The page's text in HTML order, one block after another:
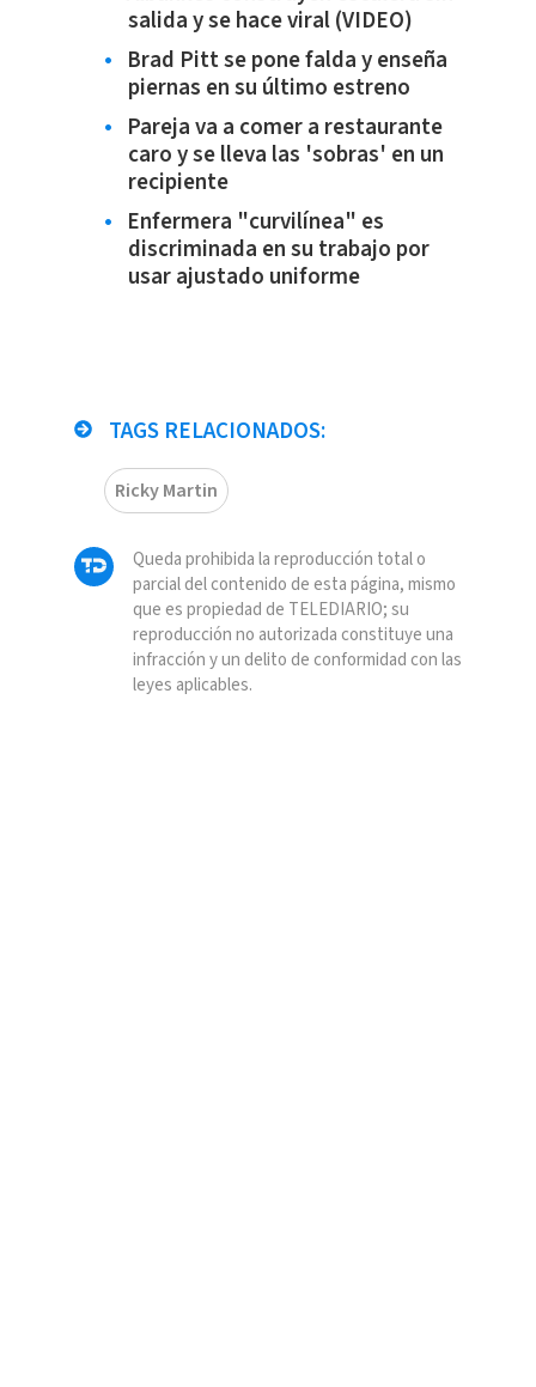
salida y se hace viral (VIDEO)
Brad Pitt se pone falda y enseña
piernas en su último estreno
Pareja va a comer a restaurante
caro y se lleva las 'sobras' en un
recipiente
Enfermera "curvilínea" es
discriminada en su trabajo por
usar ajustado uniforme
TAGS RELACIONADOS:
Ricky Martin
Queda prohibida la reproducción total o
parcial del contenido de esta página, mismo
que es propiedad de TELEDIARIO; su
reproducción no autorizada constituye una
infracción y un delito de conformidad con las
leyes aplicables.